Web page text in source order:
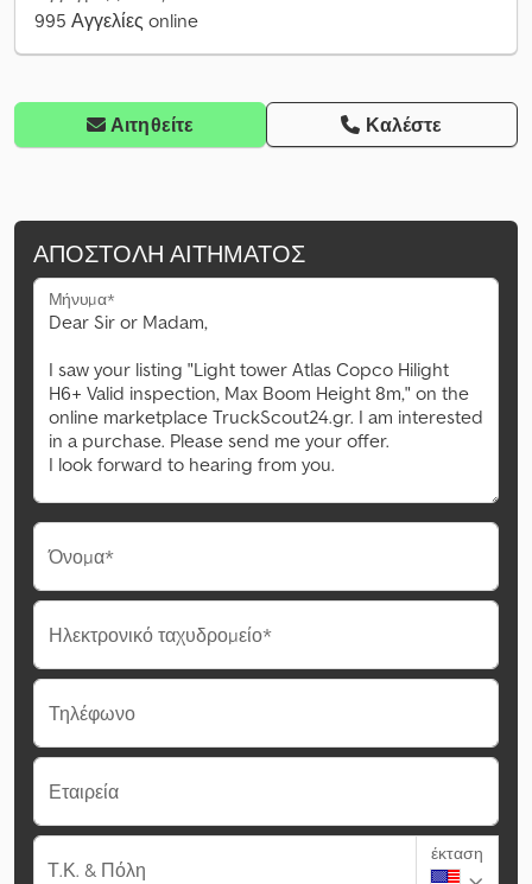
995 Αγγελίες online
Αιτηθείτε Καλέστε
ΑΠΟΣΤΟΛΉ ΑΙΤΉΜΑΤΟΣ
Μήνυμα*
Όνομα*
Ηλεκτρονικό ταχυδρομείο*
Τηλέφωνο
Εταιρεία
Τ.Κ. & Πόλη
έκταση